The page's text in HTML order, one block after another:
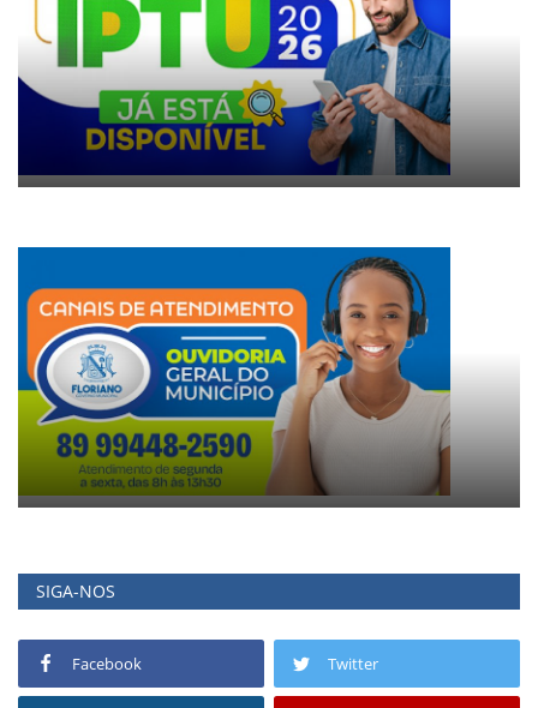
SIGA-NOS
Facebook Twitter